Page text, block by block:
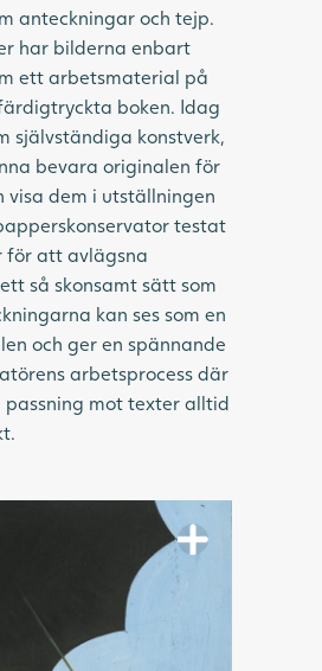
anteckningar och tejp.
har bilderna enbart
ett arbetsmaterial på
boken. Idag
självständiga konstverk,
bevara originalen för
visa dem i utställningen
testat
för att avlägsna
så skonsamt sätt som
kan ses som en
och ger en spännande
arbetsprocess där
passning mot texter alltid